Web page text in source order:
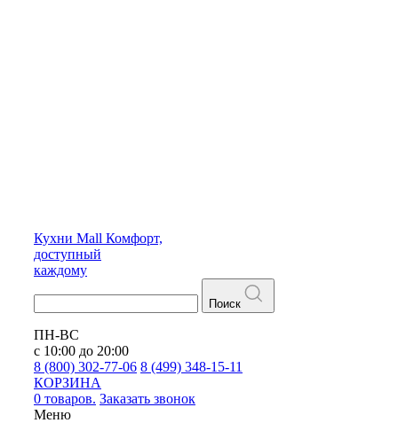
Кухни Mall Комфорт,
доступный
каждому
Поиск
ПН-ВС
с 10:00 до 20:00
8 (800) 302-77-06 8 (499) 348-15-11
КОРЗИНА
0 товаров. Заказать звонок
Меню